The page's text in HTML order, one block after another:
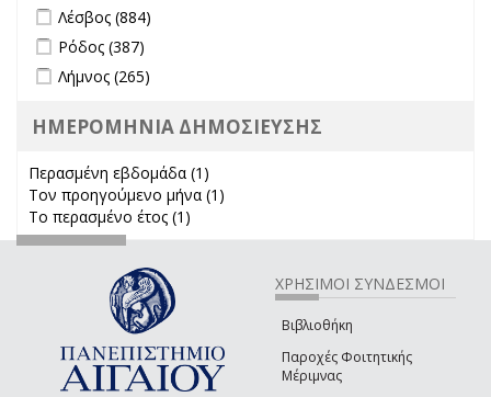
Apply Λέσβος filter
Λέσβος (884)
Apply Ρόδος filter
Ρόδος (387)
Apply Λήμνος filter
Λήμνος (265)
ΗΜΕΡΟΜΗΝΙΑ ΔΗΜΟΣΙΕΥΣΗΣ
Περασμένη εβδομάδα (1)
Τον προηγούμενο μήνα (1)
Το περασμένο έτος (1)
ΧΡΗΣΙΜΟΙ ΣΥΝΔΕΣΜΟΙ
Βιβλιοθήκη
Παροχές Φοιτητικής
Μέριμνας